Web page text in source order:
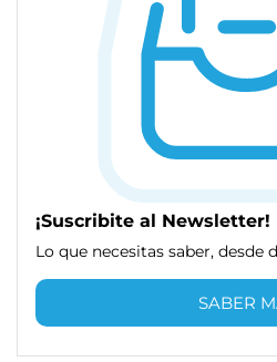
¡Suscribite al Newsletter!
Lo que necesitas saber, desde
SABER